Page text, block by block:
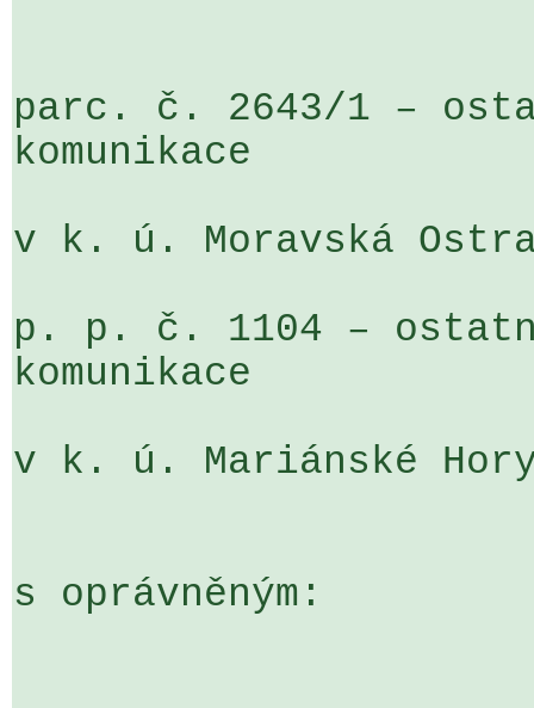
parc. č. 2643/1 –
komunikace
v k. ú. Moravská
p. p. č. 1104 –
komunikace
v k. ú. Mariánské
s oprávněným: